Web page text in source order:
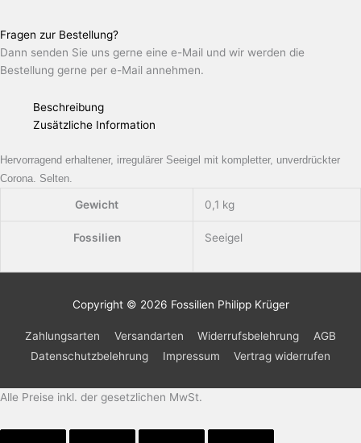
Fragen zur Bestellung?
Dann senden Sie uns gerne eine e-Mail und wir werden die
Bestellung gerne per e-Mail annehmen.
Beschreibung
Zusätzliche Information
Hervorragend erhaltener, irregulärer Seeigel mit kompletter, unverdrückter
Corona. Selten.
Gewicht 0,1 kg
Fossilien Seeigel
Copyright © 2026 Fossilien Philipp Krüger
Zahlungsarten Versandarten Widerrufsbelehrung
AGB
Datenschutzbelehrung
Impressum Vertrag widerrufen
Alle Preise inkl. der gesetzlichen MwSt.